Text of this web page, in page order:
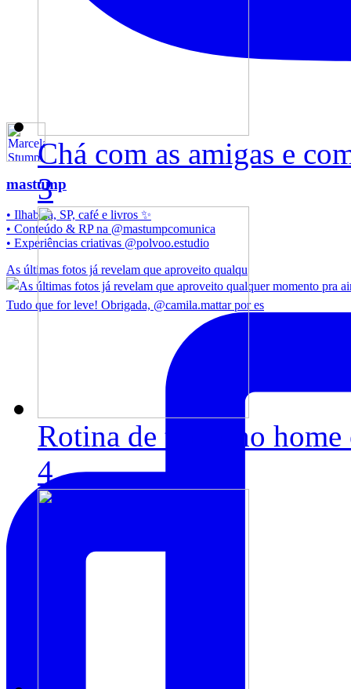
mastump
• Ilhabela, SP, café e livros ✨️
• Conteúdo & RP na @mastumpcomunica
• Experiências criativas @polvoo.estudio
As últimas fotos já revelam que aproveito qualqu
Tudo que for leve! Obrigada, @camila.mattar por es
Chá com as amigas e
3
Rotina de trabalho
4